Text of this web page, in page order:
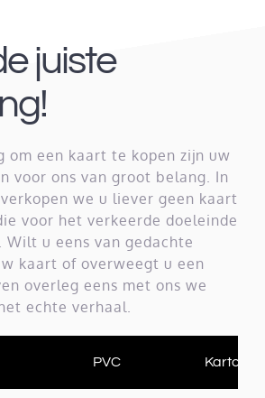
juiste
om een kaart te kopen zijn uw
voor ons van groot belang. In
we u liever geen kaart
voor het verkeerde doeleinde
u eens van gedachte
kaart of overweegt u een
overleg eens met ons we
echte verhaal.
PVC Karton